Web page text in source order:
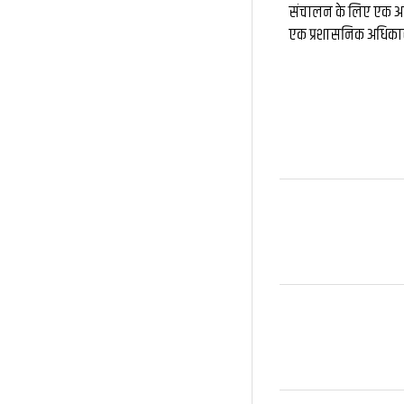
संचालन के लिए एक
एक प्रशासनिक